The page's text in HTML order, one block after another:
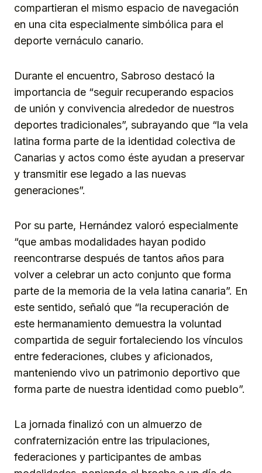
compartieran el mismo espacio de navegación
en una cita especialmente simbólica para el
deporte vernáculo canario.
Durante el encuentro, Sabroso destacó la
importancia de “seguir recuperando espacios
de unión y convivencia alrededor de nuestros
deportes tradicionales”, subrayando que “la vela
latina forma parte de la identidad colectiva de
Canarias y actos como éste ayudan a preservar
y transmitir ese legado a las nuevas
generaciones”.
Por su parte, Hernández valoró especialmente
“que ambas modalidades hayan podido
reencontrarse después de tantos años para
volver a celebrar un acto conjunto que forma
parte de la memoria de la vela latina canaria”. En
este sentido, señaló que “la recuperación de
este hermanamiento demuestra la voluntad
compartida de seguir fortaleciendo los vínculos
entre federaciones, clubes y aficionados,
manteniendo vivo un patrimonio deportivo que
forma parte de nuestra identidad como pueblo”.
La jornada finalizó con un almuerzo de
confraternización entre las tripulaciones,
federaciones y participantes de ambas